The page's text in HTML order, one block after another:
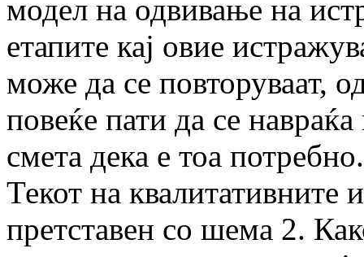
модел на одвивање на
етапите кај овие
може да се повторуваат,
повеќе пати да се
смета дека е тоа потребно.
Текот на квалитативните
претставен со шема 2.